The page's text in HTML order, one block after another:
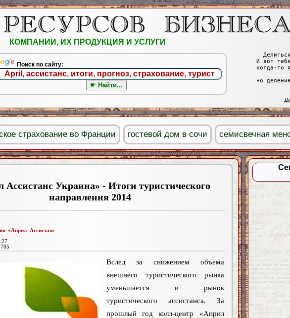
Ассистанс Украина» - Итоги туристического
направления 2014
«Април Ассистанс
Вслед за снижением объема
внешнего туристического рынка
уменьшается и рынок
туристического ассистанса. За
прошлый год колл-центр «Април
КОМПАНИИ, ИХ ПРОДУКЦИЯ И УСЛУГИ
Поиск по сайту:
И вот
когда-то
но
страхование во Франции гостевой дом в сочи семисвечная